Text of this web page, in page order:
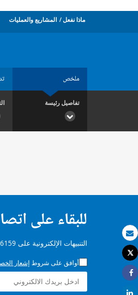
بريد الكتروني
طباعة
Tweet
Share
ماذا نفعل المشاريع والعمليات
ملخص
تفاصيل رئيسة
للبقاء على
التنبيهات الإلكترونية على Project p516159
أوافق على شروط إشعار